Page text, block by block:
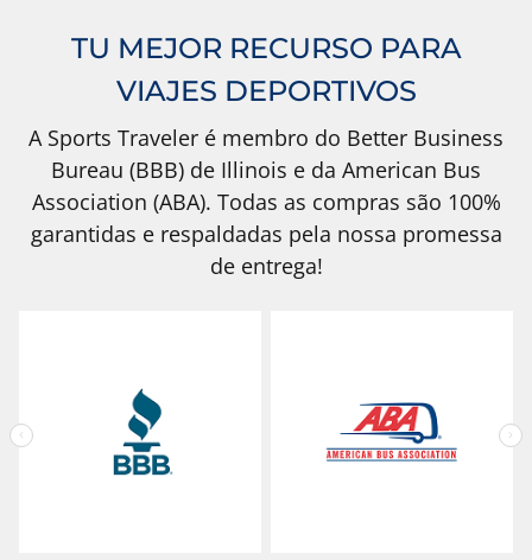
TU MEJOR RECURSO PARA
VIAJES DEPORTIVOS
A Sports Traveler é membro do Better Business
Bureau (BBB) de Illinois e da American Bus
Association (ABA). Todas as compras são 100%
garantidas e respaldadas pela nossa promessa
de entrega!